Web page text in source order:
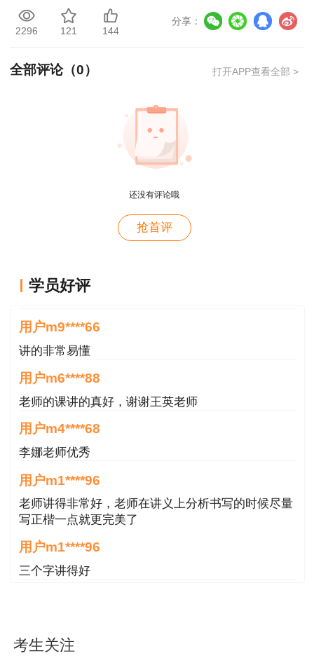
凡符合《住房城乡建设部、交通运输部、水利
部、人力资源社会保障部关于印发〈造价工程师职
办法〉的通知》（建人〔2018〕67号）、住房城
的说明》和《人力资源社会保障部关于降低或取消
部分准入类职业资格考试工作年限要求有关事项的
通知》（人社部发〔2022〕8号）规定条件的人
具体内容请登录中国人事考试网
（www.cpta.com.cn/testCondition/1071.html）了
二、考试科目和时间
上午 9:00——11:30 建设工程造价管理
下午 14:00——16:30 建设工程计价
10月19日
下午 14:00——18:00 建设工程造价案例分析
（4个专业）
考试设《建设工程造价管理》（客观题）、
《建设工程计价》（客观题）、《建设工程技术与
题，交通运输工程、水利工程两专业为主观题）4
个科目。其中《建设工程造价管理》和《建设工程
2296 121 144
分享：
全部评论（0） 打开APP查看全部 >
还没有评论哦
抢首评
学员好评
用户zh****35
用户m9****66
讲的非常易懂
用户m6****88
老师的课讲的真好，谢谢王英老师
用户m4****68
李娜老师优秀
用户m1****96
老师讲得非常好，老师在讲义上分析书写的时候尽量
写正楷一点就更完美了
用户m1****96
三个字讲得好
用户m1****88
考生关注